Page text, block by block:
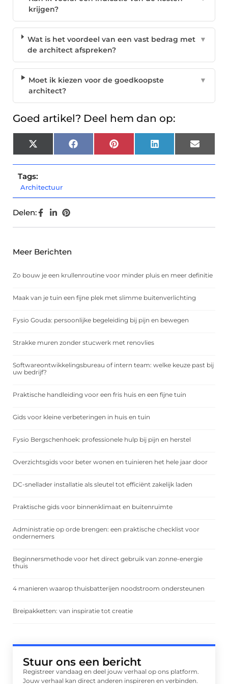
krijgen?
Wat is het voordeel van een vast bedrag met
de architect afspreken?
▼
Moet ik kiezen voor de goedkoopste
architect?
▼
Goed artikel? Deel hem dan op:
X
(Twitter)
Facebook Pinterest LinkedIn Email
Tags:
Architectuur
Delen:
Meer Berichten
Zo bouw je een krullenroutine voor minder pluis en meer definitie
Maak van je tuin een fijne plek met slimme buitenverlichting
Fysio Gouda: persoonlijke begeleiding bij pijn en bewegen
Strakke muren zonder stucwerk met renovlies
Softwareontwikkelingsbureau of intern team: welke keuze past bij
uw bedrijf?
Praktische handleiding voor een fris huis en een fijne tuin
Gids voor kleine verbeteringen in huis en tuin
Fysio Bergschenhoek: professionele hulp bij pijn en herstel
Overzichtsgids voor beter wonen en tuinieren het hele jaar door
DC-snellader installatie als sleutel tot efficiënt zakelijk laden
Praktische gids voor binnenklimaat en buitenruimte
Administratie op orde brengen: een praktische checklist voor
ondernemers
Beginnersmethode voor het direct gebruik van zonne-energie
thuis
4 manieren waarop thuisbatterijen noodstroom ondersteunen
Breipakketten: van inspiratie tot creatie
Stuur ons een bericht
Registreer vandaag en deel jouw verhaal op ons platform.
Jouw verhaal kan direct anderen inspireren en verbinden.